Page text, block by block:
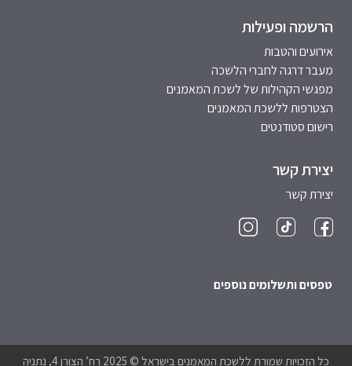
הרשמה ופעילות
אירועים והטבות
מעבר דרגה לחברי הלשכה
מפגשי הקהילות של לשכת המאמנים
הצטרפות ללשכת המאמנים
רישום סטודנטים
יצירת קשר
יצירת קשר
טפסים ותשלומים נוספים
כל הזכויות שמורת ללשכת המאמנים בישראל © 2025 רח’ הצורן 4, נתניה